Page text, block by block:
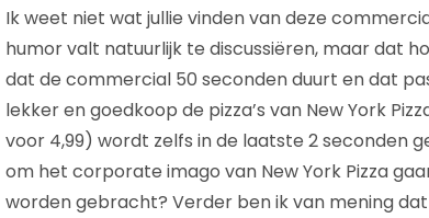
Ik weet niet wat jullie vinden van deze
humor valt natuurlijk te discussiëren, maar dat
dat de commercial 50 seconden duurt en dat
lekker en goedkoop de pizza’s van New York
voor 4,99) wordt zelfs in de laatste 2 seconden
om het corporate imago van New York Pizza
worden gebracht? Verder ben ik van mening